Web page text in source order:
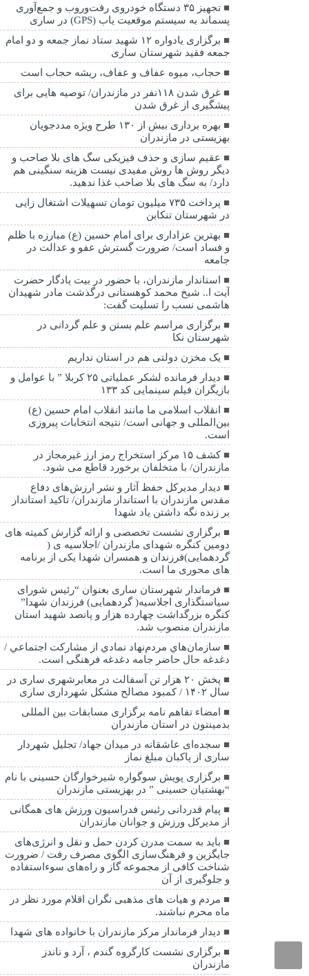
تجهیز ۳۵ دستگاه خودروی رفت‌وروب و جمع‌آوری
پسماند به سیستم موقعیت یاب (GPS) در ساری
برگزاری یادواره ۱۲ شهید ستاد نماز جمعه و دو امام
جمعه فقید شهرستان ساری
حجاب، میوه عفاف و عفاف، ریشه حجاب است
غرق شدن ۱۱۸نفر در مازندران/ توصيه هايی برای
پيشگيری از غرق شدن
بهره برداری بیش از ۱۳۰ طرح ویژه مددجویان
بهزیستی در مازندران
عقیم سازی و حذف فیزیکی سگ های بلا صاحب و
دیگر روش ها روش مفیدی نیست هزینه سنگینی هم
دارد/ به سگ های بلا صاحب غذا ندهید.
پرداخت ۷۳۵ میلیون تومان تسهیلات اشتغال زایی
در شهرستان تنکابن
بهترین عزاداری برای امام حسین (ع) مبارزه با ظلم
و فساد است/ ضرورت گسترش عفو و عدالت در
جامعه
استاندار مازندران، با حضور در بیت یادگار حضرت
آیت ا.. شیخ محمد کوهستانی درگذشت مادر شهیدان
هاشمی نسب را تسلیت گفت:
برگزاری مراسم علم بستن و علم گردانی در
شهرستان نکا
یک مخزن دولتی هم در استان نداریم
دیدار فرمانده لشکر عملیاتی ۲۵ کربلا ” با عوامل و
بازیگران فیلم سینمایی کد ۱۳۳
انقلاب اسلامی ما مانند انقلاب امام حسین (ع)
بین‌المللی و جهانی است/ نتیجه انتخابات پیروزی
است.
کشف ۱۵ مرکز استخراج رمز ارز غیرمجاز در
مازندران/ با متخلفان برخورد قاطع می شود.
دیدار مدیرکل حفظ آثار و نشر ارزش‌های دفاع
مقدس مازندران با استاندار مازندران/ تاکید استاندار
بر زنده نگه داشتن یاد شهدا
برگزاری نشست تخصصی و ارائه گزارش کمیته های
دومین کنگره شهدای مازندران /اجلاسیه ی (
گردهمایی)فرزندان و همسران شهدا یکی از برنامه
های محوری ما است.
فرماندار شهرستان ساری بعنوان “رئیس شورای
سیاستگذاری اجلاسیه( گردهمایی) فرزندان شهدا”
کنگره بزرگداشت چهارده هزار و پانصد شهید استان
مازندران منصوب شد.
سازمان‌هاي مردم‌نهاد نمادي از مشاركت اجتماعي /
دغدغه حال حاضر جامه دغدغه فرهنگی است.
پخش ۲۰ هزار تن آسفالت در معابرشهری ساری در
سال ۱۴۰۲ / کمبود مصالح مشکل شهرداری ساری
امضاء تفاهم نامه برگزاری مسابقات بین المللی
بدمینتون در استان مازندران
سجده‌ای عاشقانه در میدان جهاد/ تجلیل شهردار
ساری از پاکبان مبلغ نماز
برگزاری پویش سوگواره شیرخوارگان حسینی با نام
“بهشتیان حسینی ” در بهزیستی مازندران
پیام قدردانی رئیس فدراسیون ورزش های همگانی
از مدیرکل ورزش و جوانان مازندران
باید به سمت مدرن کردن حمل و نقل و انرژی‌های
جایگزین و فرهنگ‌سازی الگوی مصرف رفت / ضرورت
شناخت کافی از مجموعه گاز و راه‌های سوءاستفاده
و جلوگیری از آن
مردم و هیات های مذهبی نگران اقلام مورد نظر در
ماه محرم نباشند.
دیدار فرماندار مرکز مازندران با خانواده های شهدا
برگزاری نشست کارگروه گندم ، آرد و ناندز
مازندران